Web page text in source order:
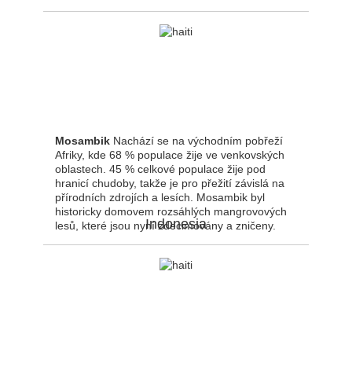
MosambikNachází se na východním pobřeží
Afriky, kde 68 % populace žije ve venkovských
oblastech. 45 % celkové populace žije pod
hranicí chudoby, takže je pro přežití závislá na
přírodních zdrojích a lesích. Mosambik byl
historicky domovem rozsáhlých mangrovových
lesů, které jsou nyní zdecimovány a zničeny.
Indonesia